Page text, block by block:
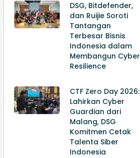
DSG, Bitdefender,
dan Ruijie Soroti
Tantangan
Terbesar Bisnis
Indonesia dalam
Membangun Cyber
Resilience
CTF Zero Day 2026:
Lahirkan Cyber
Guardian dari
Malang, DSG
Komitmen Cetak
Talenta Siber
Indonesia